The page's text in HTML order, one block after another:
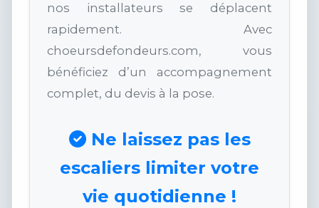
nos installateurs se déplacent
rapidement. Avec
choeursdefondeurs.com, vous
bénéficiez d’un accompagnement
complet, du devis à la pose.
Ne laissez pas les
escaliers limiter votre
vie quotidienne !